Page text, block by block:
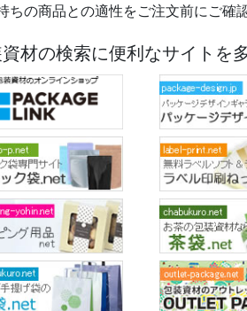
ちの商品との適性をご注文前にご確
材の検索に便利なサイトを